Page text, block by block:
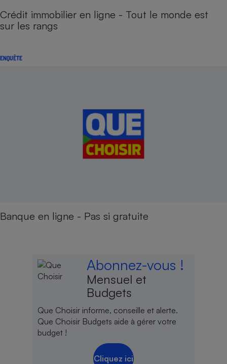
Crédit immobilier en ligne - Tout le monde est
sur les rangs
ENQUÊTE
Banque en ligne - Pas si gratuite
Abonnez-vous !
Mensuel et
Budgets
Que Choisir informe, conseille et alerte.
Que Choisir Budgets aide à gérer votre
budget !
Cliquez ici